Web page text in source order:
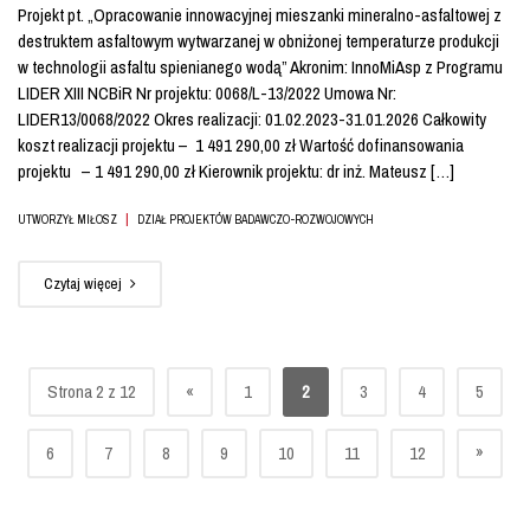
Projekt pt. „Opracowanie innowacyjnej mieszanki mineralno-asfaltowej z
destruktem asfaltowym wytwarzanej w obniżonej temperaturze produkcji
w technologii asfaltu spienianego wodą” Akronim: InnoMiAsp z Programu
LIDER XIII NCBiR Nr projektu: 0068/L-13/2022 Umowa Nr:
LIDER13/0068/2022 Okres realizacji: 01.02.2023-31.01.2026 Całkowity
koszt realizacji projektu – 1 491 290,00 zł Wartość dofinansowania
projektu – 1 491 290,00 zł Kierownik projektu: dr inż. Mateusz […]
UTWORZYŁ MIŁOSZ | DZIAŁ PROJEKTÓW BADAWCZO-ROZWOJOWYCH
Czytaj więcej
Strona 2 z 12 « 1 2 3 4 5
6 7 8 9 10 11 12 »